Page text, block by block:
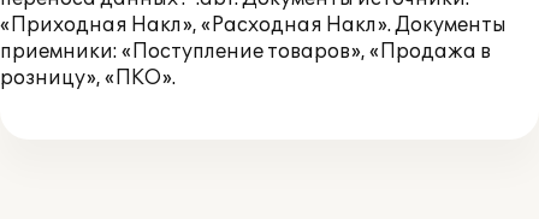
«Приходная Накл», «Расходная Накл». Документы
приемники: «Поступление товаров», «Продажа в
розницу», «ПКО».